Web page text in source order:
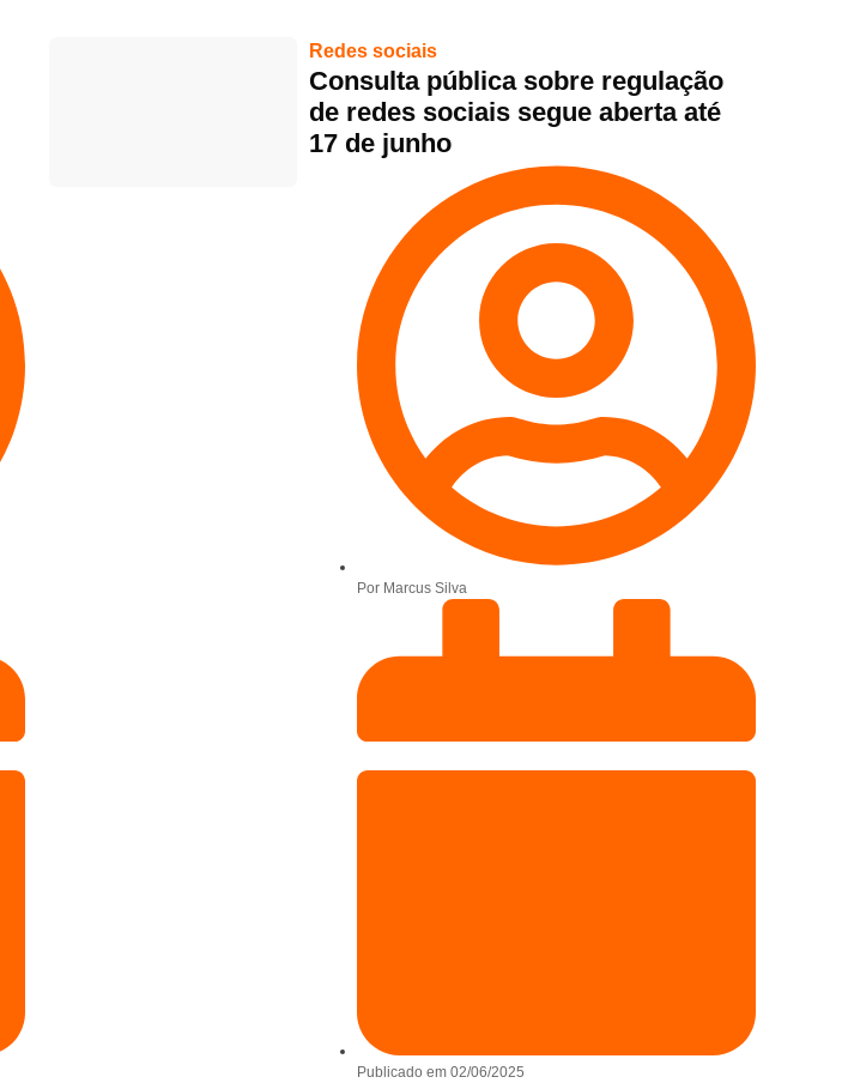
Redes sociais
Consulta pública sobre regulação
de redes sociais segue aberta até
17 de junho
Por Marcus Silva
Publicado em 02/06/2025